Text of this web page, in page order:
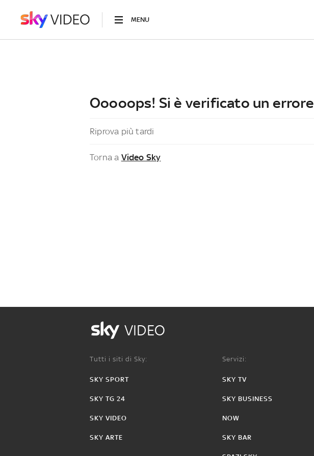
MENU
Ooooops! Si è verificato un errore
Riprova più tardi
Torna a Video Sky
VIDEO
Tutti i siti di Sky:
SKY SPORT
SKY TG 24
SKY VIDEO
SKY ARTE
Servizi:
SKY TV
SKY BUSINESS
NOW
SKY BAR